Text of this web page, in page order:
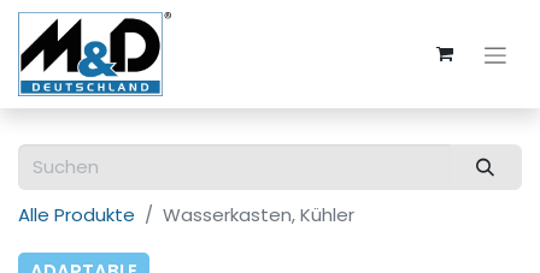
Alle Produkte Wasserkasten, Kühler